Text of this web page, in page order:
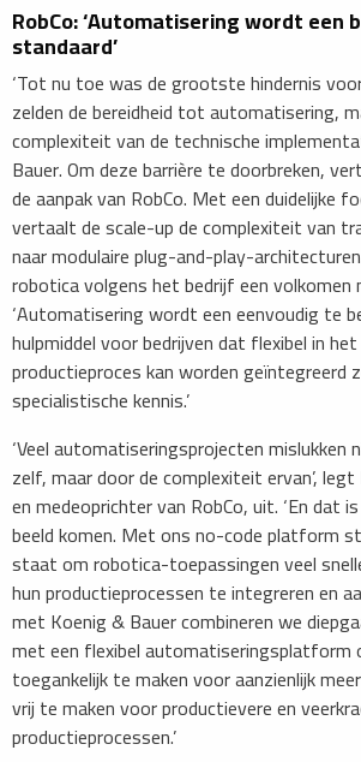
RobCo: ‘Automatisering wordt een
standaard’
‘Tot nu toe was de grootste hindernis
zelden de bereidheid tot automatisering,
complexiteit van de technische
Bauer. Om deze barrière te doorbreken,
de aanpak van RobCo. Met een duidelijke
vertaalt de scale-up de complexiteit van
naar modulaire plug-and-play-
robotica volgens het bedrijf een volkomen
‘Automatisering wordt een eenvoudig te
hulpmiddel voor bedrijven dat flexibel in
productieproces kan worden geïntegreerd
specialistische kennis.’
‘Veel automatiseringsprojecten
zelf, maar door de complexiteit ervan’, legt
en medeoprichter van RobCo, uit. ‘En dat
beeld komen. Met ons no-code platform
staat om robotica-toepassingen veel
hun productieprocessen te integreren en
met Koenig & Bauer combineren we
met een flexibel automatiseringsplatform
toegankelijk te maken voor aanzienlijk
vrij te maken voor productievere en
productieprocessen.’